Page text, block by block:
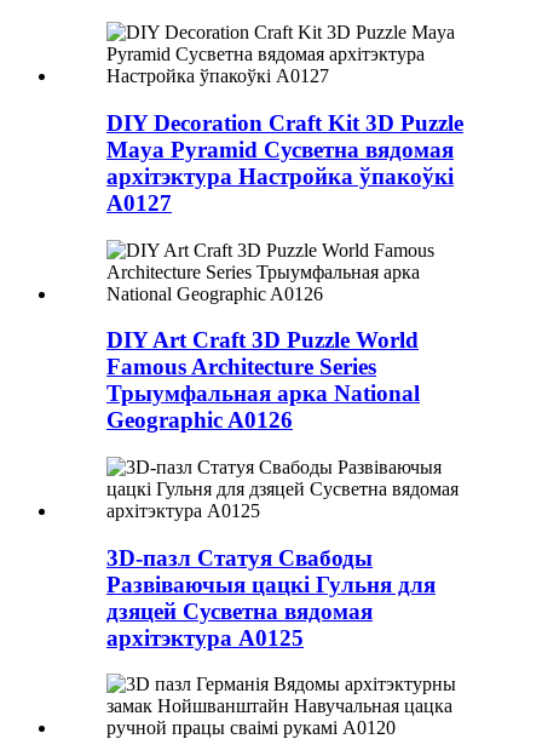
DIY Decoration Craft Kit 3D Puzzle
Maya Pyramid Сусветна вядомая
архітэктура Настройка ўпакоўкі
A0127
DIY Art Craft 3D Puzzle World
Famous Architecture Series
Трыумфальная арка National
Geographic A0126
3D-пазл Статуя Свабоды
Развіваючыя цацкі Гульня для
дзяцей Сусветна вядомая
архітэктура A0125